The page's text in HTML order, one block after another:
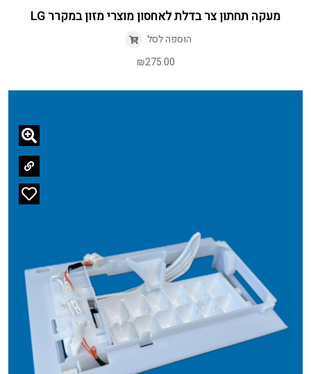
מעקה תחתון צר בדלת לאחסון מוצרי מזון במקרר LG
הוספה לסל
₪275.00